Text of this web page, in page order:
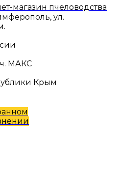
магазин пчеловодства
ул.
МАКС
Крым